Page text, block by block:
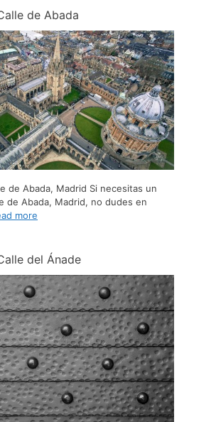
de Abada
de Abada, Madrid Si necesitas un
de Abada, Madrid, no dudes en
more
del Ánade